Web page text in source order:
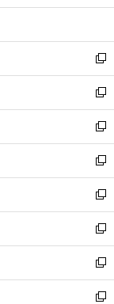
ウ
開
く
新
し
い
ウ
ィ
ン
ド
ウ
で
開
く
新
し
い
ウ
ィ
ン
ド
ウ
で
開
く
新
し
い
ウ
ィ
ン
ド
ウ
で
開
く
新
し
い
ウ
ィ
ン
ド
ウ
で
新
し
い
ウ
ィ
ン
ド
新
し
い
ウ
ィ
新
し
い
新